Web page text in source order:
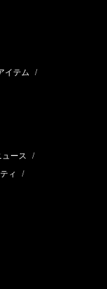
イテム /
ース /
ィ /